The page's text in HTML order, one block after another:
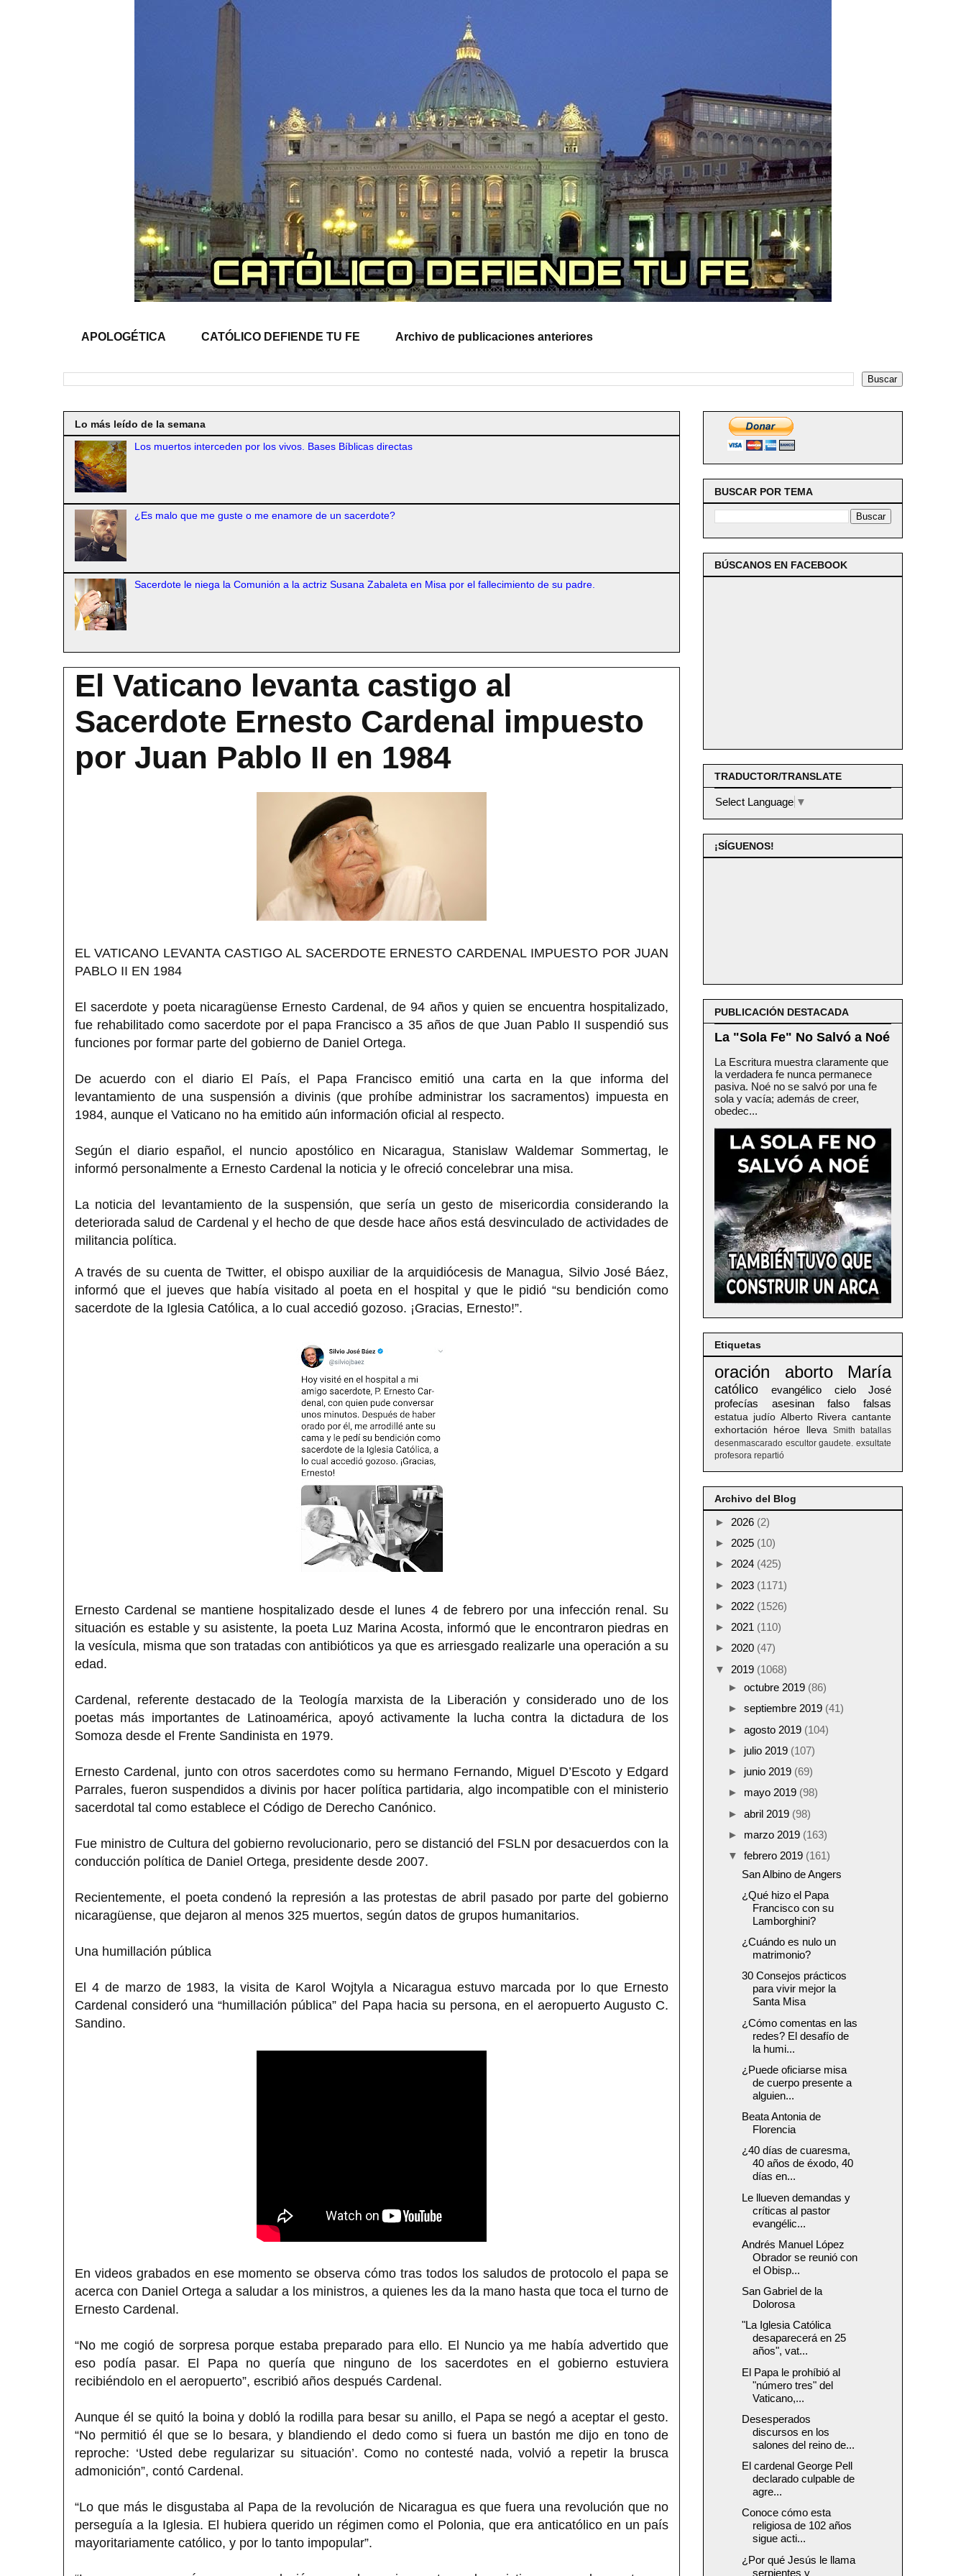
APOLOGÉTICA CATÓLICO DEFIENDE TU FE Archivo de publicaciones anteriores
Lo más leído de la semana
Los muertos interceden por los vivos. Bases Bíblicas directas
¿Es malo que me guste o me enamore de un sacerdote?
Sacerdote le niega la Comunión a la actriz Susana Zabaleta en Misa por el fallecimiento de su padre.
El Vaticano levanta castigo al
Sacerdote Ernesto Cardenal impuesto
por Juan Pablo II en 1984
EL VATICANO LEVANTA CASTIGO AL SACERDOTE ERNESTO CARDENAL IMPUESTO POR JUAN
PABLO II EN 1984
El sacerdote y poeta nicaragüense Ernesto Cardenal, de 94 años y quien se encuentra hospitalizado,
fue rehabilitado como sacerdote por el papa Francisco a 35 años de que Juan Pablo II suspendió sus
funciones por formar parte del gobierno de Daniel Ortega.
De acuerdo con el diario El País, el Papa Francisco emitió una carta en la que informa del
levantamiento de una suspensión a divinis (que prohíbe administrar los sacramentos) impuesta en
1984, aunque el Vaticano no ha emitido aún información oficial al respecto.
Según el diario español, el nuncio apostólico en Nicaragua, Stanislaw Waldemar Sommertag, le
informó personalmente a Ernesto Cardenal la noticia y le ofreció concelebrar una misa.
La noticia del levantamiento de la suspensión, que sería un gesto de misericordia considerando la
deteriorada salud de Cardenal y el hecho de que desde hace años está desvinculado de actividades de
militancia política.
A través de su cuenta de Twitter, el obispo auxiliar de la arquidiócesis de Managua, Silvio José Báez,
informó que el jueves que había visitado al poeta en el hospital y que le pidió “su bendición como
sacerdote de la Iglesia Católica, a lo cual accedió gozoso. ¡Gracias, Ernesto!”.
Ernesto Cardenal se mantiene hospitalizado desde el lunes 4 de febrero por una infección renal. Su
situación es estable y su asistente, la poeta Luz Marina Acosta, informó que le encontraron piedras en
la vesícula, misma que son tratadas con antibióticos ya que es arriesgado realizarle una operación a su
edad.
Cardenal, referente destacado de la Teología marxista de la Liberación y considerado uno de los
poetas más importantes de Latinoamérica, apoyó activamente la lucha contra la dictadura de los
Somoza desde el Frente Sandinista en 1979.
Ernesto Cardenal, junto con otros sacerdotes como su hermano Fernando, Miguel D’Escoto y Edgard
Parrales, fueron suspendidos a divinis por hacer política partidaria, algo incompatible con el ministerio
sacerdotal tal como establece el Código de Derecho Canónico.
Fue ministro de Cultura del gobierno revolucionario, pero se distanció del FSLN por desacuerdos con la
conducción política de Daniel Ortega, presidente desde 2007.
Recientemente, el poeta condenó la represión a las protestas de abril pasado por parte del gobierno
nicaragüense, que dejaron al menos 325 muertos, según datos de grupos humanitarios.
Una humillación pública
El 4 de marzo de 1983, la visita de Karol Wojtyla a Nicaragua estuvo marcada por lo que Ernesto
Cardenal consideró una “humillación pública” del Papa hacia su persona, en el aeropuerto Augusto C.
Sandino.
En videos grabados en ese momento se observa cómo tras todos los saludos de protocolo el papa se
acerca con Daniel Ortega a saludar a los ministros, a quienes les da la mano hasta que toca el turno de
Ernesto Cardenal.
“No me cogió de sorpresa porque estaba preparado para ello. El Nuncio ya me había advertido que
eso podía pasar. El Papa no quería que ninguno de los sacerdotes en el gobierno estuviera
recibiéndolo en el aeropuerto”, escribió años después Cardenal.
Aunque él se quitó la boina y dobló la rodilla para besar su anillo, el Papa se negó a aceptar el gesto.
“No permitió él que se lo besara, y blandiendo el dedo como si fuera un bastón me dijo en tono de
reproche: ‘Usted debe regularizar su situación’. Como no contesté nada, volvió a repetir la brusca
admonición”, contó Cardenal.
“Lo que más le disgustaba al Papa de la revolución de Nicaragua es que fuera una revolución que no
perseguía a la Iglesia. El hubiera querido un régimen como el Polonia, que era anticatólico en un país
mayoritariamente católico, y por lo tanto impopular”.
BUSCAR POR TEMA
BÚSCANOS EN FACEBOOK
TRADUCTOR/TRANSLATE
Select Language ▼
¡SÍGUENOS!
PUBLICACIÓN DESTACADA
La "Sola Fe" No Salvó a Noé
La Escritura muestra claramente que
la verdadera fe nunca permanece
pasiva. Noé no se salvó por una fe
sola y vacía; además de creer,
obedec...
Etiquetas
oración aborto María
católico evangélico cielo
José
profecías
asesinan falso falsas
estatua judío Alberto Rivera cantante
exhortación
héroe lleva Smith
batallas
desenmascarado escultor gaudete. exsultate
profesora repartió
Archivo del Blog
► 2026 (2)
► 2025 (10)
► 2024 (425)
► 2023 (1171)
► 2022 (1526)
► 2021 (110)
► 2020 (47)
▼ 2019 (1068)
► octubre 2019 (86)
► septiembre 2019 (41)
► agosto 2019 (104)
► julio 2019 (107)
► junio 2019 (69)
► mayo 2019 (98)
► abril 2019 (98)
► marzo 2019 (163)
▼ febrero 2019 (161)
San Albino de Angers
¿Qué hizo el Papa
Francisco con su
Lamborghini?
¿Cuándo es nulo un
matrimonio?
30 Consejos prácticos
para vivir mejor la
Santa Misa
¿Cómo comentas en las
redes? El desafío de
la humi...
¿Puede oficiarse misa
de cuerpo presente a
alguien...
Beata Antonia de
Florencia
¿40 días de cuaresma,
40 años de éxodo, 40
días en...
Le llueven demandas y
críticas al pastor
evangélic...
Andrés Manuel López
Obrador se reunió con
el Obisp...
San Gabriel de la
Dolorosa
"La Iglesia Católica
desaparecerá en 25
años", vat...
El Papa le prohíbió al
"número tres" del
Vaticano,...
Desesperados
discursos en los
salones del reino de...
El cardenal George Pell
declarado culpable de
agre...
Conoce cómo esta
religiosa de 102 años
sigue acti...
¿Por qué Jesús le llama
serpientes y